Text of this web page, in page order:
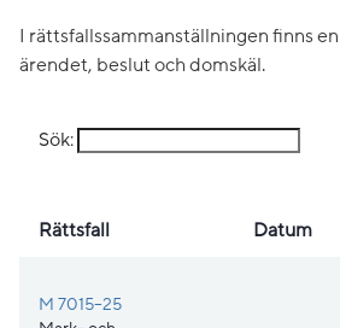
I rättsfallssammanställningen finns
ärendet, beslut och domskäl.
Sök:
Rättsfall Datum
M 7015–25